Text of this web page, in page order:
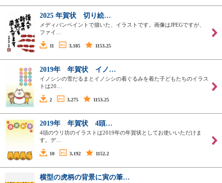
2025 年賀状 切り絵…
メディバンペイントで描いた、イラストです。画像はJPEGですが、
ファイ…
11 3,185 1153.25
2019年 年賀状 イノ…
イノシシの雪だるまとイノシシの着ぐるみを着た子どもたちのイラス
トは20…
2 3,275 1153.25
2019年 年賀状 4頭…
4頭のウリ坊のイラストは2019年の年賀状としてお使いいただけま
す。デ…
10 3,192 1152.2
横型の虎柄の背景に寅の筆…